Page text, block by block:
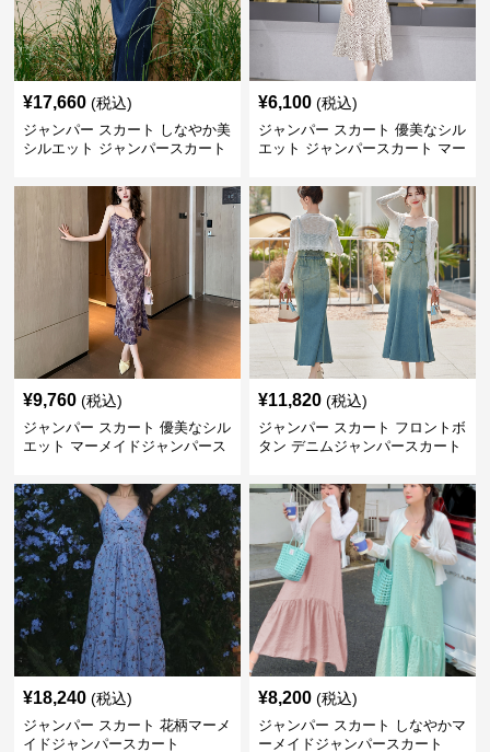
¥17,660 (税込)
ジャンパー スカート しなやか美
シルエット ジャンパースカート
¥6,100 (税込)
ジャンパー スカート 優美なシル
エット ジャンパースカート マー
¥9,760 (税込)
ジャンパー スカート 優美なシル
エット マーメイドジャンパース
¥11,820 (税込)
ジャンパー スカート フロントボ
タン デニムジャンパースカート
¥18,240 (税込)
ジャンパー スカート 花柄マーメ
イドジャンパースカート
¥8,200 (税込)
ジャンパー スカート しなやかマ
ーメイドジャンパースカート